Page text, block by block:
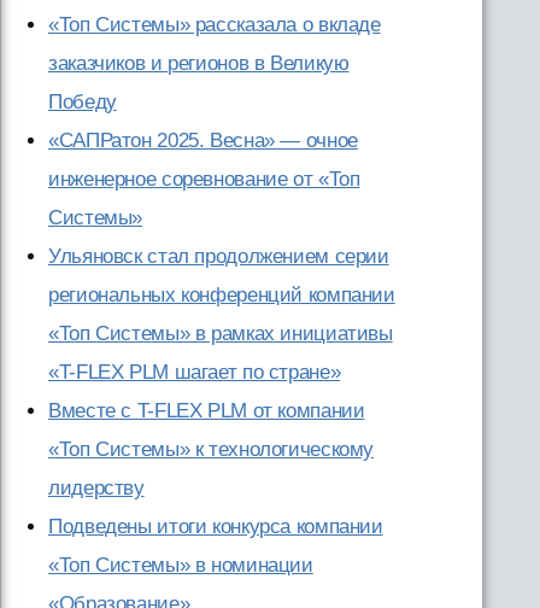
«Топ Системы» рассказала о вкладе
заказчиков и регионов в Великую
Победу
«САПРатон 2025. Весна» — очное
инженерное соревнование от «Топ
Системы»
Ульяновск стал продолжением серии
региональных конференций компании
«Топ Системы» в рамках инициативы
«T-FLEX PLM шагает по стране»
Вместе с T-FLEX PLM от компании
«Топ Системы» к технологическому
лидерству
Подведены итоги конкурса компании
«Топ Системы» в номинации